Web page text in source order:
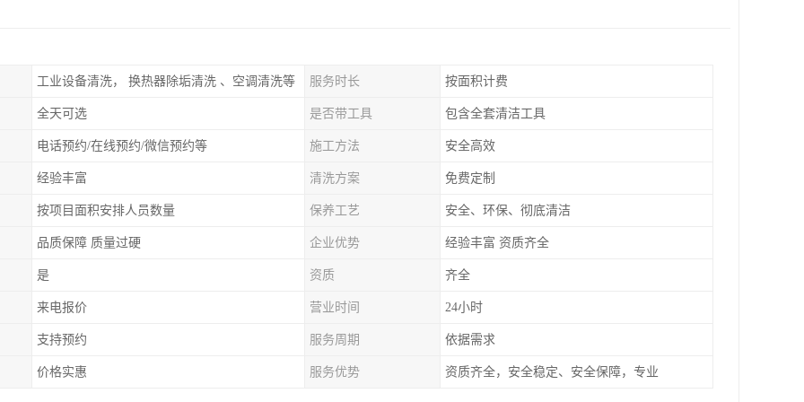
工业设备清洗， 换热器除垢清洗 、空调清洗等 服务时长 按面积计费
全天可选 是否带工具 包含全套清洁工具
电话预约/在线预约/微信预约等 施工方法 安全高效
经验丰富 清洗方案 免费定制
按项目面积安排人员数量 保养工艺 安全、环保、彻底清洁
品质保障 质量过硬 企业优势 经验丰富 资质齐全
是 资质 齐全
来电报价 营业时间 24小时
支持预约 服务周期 依据需求
价格实惠 服务优势 资质齐全，安全稳定、安全保障，专业